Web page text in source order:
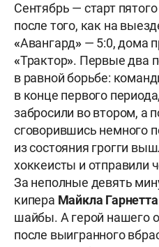
Сентябрь — старт
после того, как на
«Авангард» — 5:0, дома
«Трактор». Первые два
в равной борьбе:
в конце первого
забросили во втором, а
сговорившись немного
из состояния грогги
хоккеисты и отправили
За неполные девять
кипера Майкла Гарнетта
шайбы. А герой нашего
после выигранного